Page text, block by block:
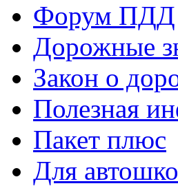
Форум ПДД
Дорожные
Закон о
Полезная
Пакет плюс
Для